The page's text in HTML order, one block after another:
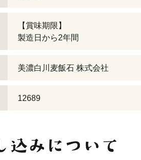
【賞味期限】
製造日から2年間
美濃白川麦飯石 株式会社
12689